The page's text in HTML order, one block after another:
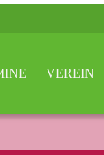
VEREIN